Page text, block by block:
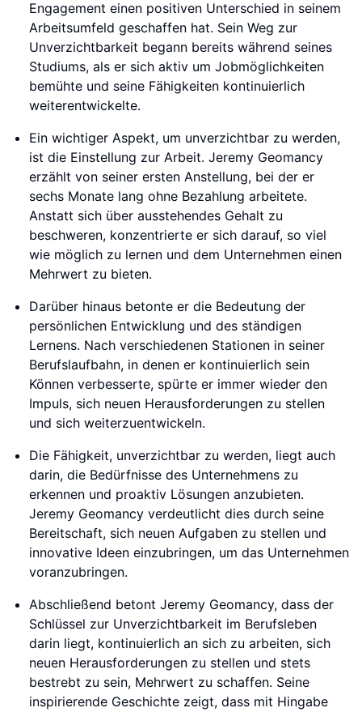
Engagement einen positiven Unterschied in seinem
Arbeitsumfeld geschaffen hat. Sein Weg zur
Unverzichtbarkeit begann bereits während seines
Studiums, als er sich aktiv um Jobmöglichkeiten
bemühte und seine Fähigkeiten kontinuierlich
weiterentwickelte.
Ein wichtiger Aspekt, um unverzichtbar zu werden,
ist die Einstellung zur Arbeit. Jeremy Geomancy
erzählt von seiner ersten Anstellung, bei der er
sechs Monate lang ohne Bezahlung arbeitete.
Anstatt sich über ausstehendes Gehalt zu
beschweren, konzentrierte er sich darauf, so viel
wie möglich zu lernen und dem Unternehmen einen
Mehrwert zu bieten.
Darüber hinaus betonte er die Bedeutung der
persönlichen Entwicklung und des ständigen
Lernens. Nach verschiedenen Stationen in seiner
Berufslaufbahn, in denen er kontinuierlich sein
Können verbesserte, spürte er immer wieder den
Impuls, sich neuen Herausforderungen zu stellen
und sich weiterzuentwickeln.
Die Fähigkeit, unverzichtbar zu werden, liegt auch
darin, die Bedürfnisse des Unternehmens zu
erkennen und proaktiv Lösungen anzubieten.
Jeremy Geomancy verdeutlicht dies durch seine
Bereitschaft, sich neuen Aufgaben zu stellen und
innovative Ideen einzubringen, um das Unternehmen
voranzubringen.
Abschließend betont Jeremy Geomancy, dass der
Schlüssel zur Unverzichtbarkeit im Berufsleben
darin liegt, kontinuierlich an sich zu arbeiten, sich
neuen Herausforderungen zu stellen und stets
bestrebt zu sein, Mehrwert zu schaffen. Seine
inspirierende Geschichte zeigt, dass mit Hingabe